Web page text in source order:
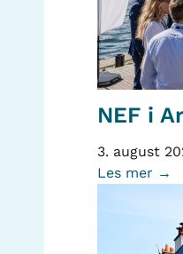
NEF i
3. august
Les mer →